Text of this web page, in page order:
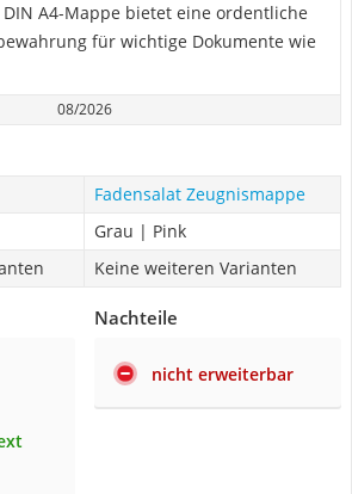
A4-Mappe bietet eine ordentliche
für wichtige Dokumente wie
08/2026
Fadensalat Zeugnismappe
Grau | Pink
Keine weiteren Varianten
Nachteile
nicht erweiterbar